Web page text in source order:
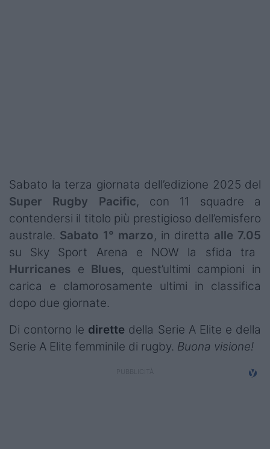
Sabato la terza giornata dell’edizione 2025 del
Super Rugby Pacific, con 11 squadre a
contendersi il titolo più prestigioso dell’emisfero
australe. Sabato 1° marzo, in diretta alle 7.05
su Sky Sport Arena e NOW la sfida tra
Hurricanes e Blues, quest’ultimi campioni in
carica e clamorosamente ultimi in classifica
dopo due giornate.
Di contorno le dirette della Serie A Elite e della
Serie A Elite femminile di rugby. Buona visione!